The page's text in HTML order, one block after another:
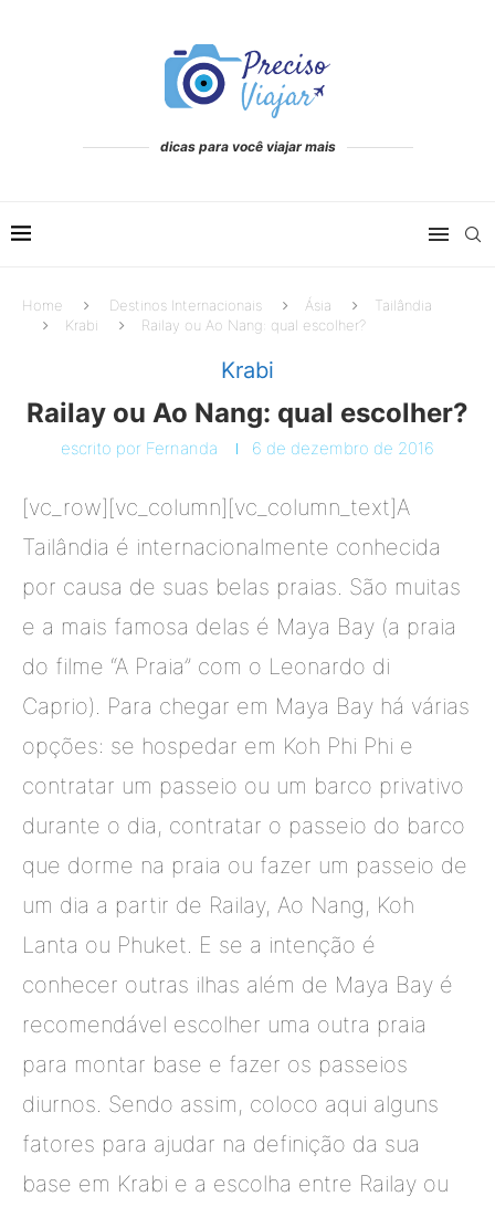
dicas para você viajar mais
Home Destinos Internacionais Ásia
Tailândia
Krabi
Railay ou Ao Nang: qual escolher?
Krabi
Railay ou Ao Nang: qual escolher?
escrito por Fernanda 6 de dezembro de 2016
[vc_row][vc_column][vc_column_text]A
Tailândia é internacionalmente conhecida
por causa de suas belas praias. São muitas
e a mais famosa delas é Maya Bay (a praia
do filme “A Praia” com o Leonardo di
Caprio). Para chegar em Maya Bay há várias
opções: se hospedar em Koh Phi Phi e
contratar um passeio ou um barco privativo
durante o dia, contratar o passeio do barco
que dorme na praia ou fazer um passeio de
um dia a partir de Railay, Ao Nang, Koh
Lanta ou Phuket. E se a intenção é
conhecer outras ilhas além de Maya Bay é
recomendável escolher uma outra praia
para montar base e fazer os passeios
diurnos. Sendo assim, coloco aqui alguns
fatores para ajudar na definição da sua
base em Krabi e a escolha entre Railay ou